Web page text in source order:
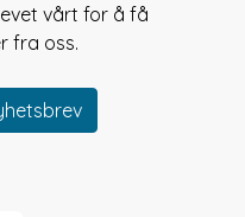
vårt for å få
fra oss.